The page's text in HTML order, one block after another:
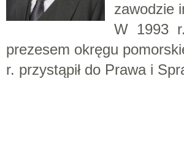
zawodzie
W 1993
prezesem okręgu
r. przystąpił do Prawa i